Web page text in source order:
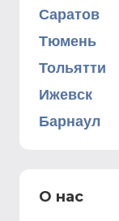
Саратов
Тюмень
Тольятти
Ижевск
Барнаул
О нас